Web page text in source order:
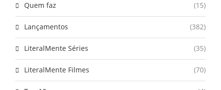
Quem faz (15)
Lançamentos (382)
LiteralMente Séries (35)
LiteralMente Filmes (70)